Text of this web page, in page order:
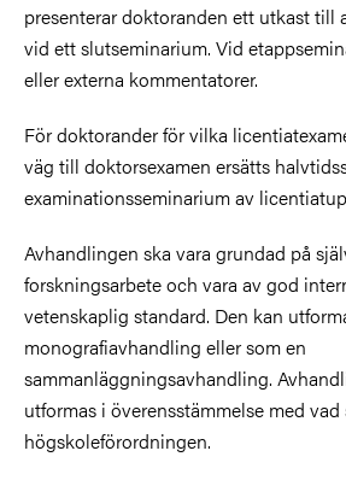
presenterar doktoranden ett utkast till
vid ett slutseminarium. Vid
eller externa kommentatorer.
För doktorander för vilka
väg till doktorsexamen ersätts
examinationsseminarium av
Avhandlingen ska vara grundad på
forskningsarbete och vara av god
vetenskaplig standard. Den kan
monografiavhandling eller som en
sammanläggningsavhandling.
utformas i överensstämmelse med
högskoleförordningen.